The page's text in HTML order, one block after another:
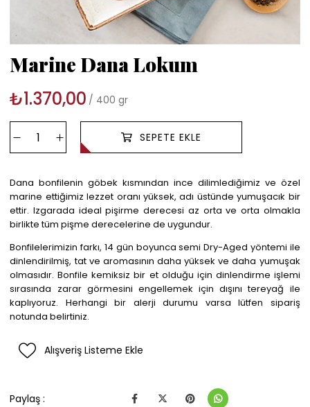
Marine Dana Lokum
₺1.370,00 400 gr
Dana bonfilenin göbek kısmından ince dilimlediğimiz ve özel
marine ettiğimiz lezzet oranı yüksek, adı üstünde yumuşacık bir
ettir. Izgarada ideal pişirme derecesi az orta ve orta olmakla
birlikte tüm pişme derecelerine de uygundur.
Bonfilelerimizin farkı, 14 gün boyunca semi Dry-Aged yöntemi ile
dinlendirilmiş, tat ve aromasının daha yüksek ve daha yumuşak
olmasıdır. Bonfile kemiksiz bir et olduğu için dinlendirme işlemi
sırasında zarar görmesini engellemek için dışını tereyağ ile
kaplıyoruz. Herhangi bir alerji durumu varsa lütfen sipariş
notunda belirtiniz.
Alışveriş Listeme Ekle
Paylaş :